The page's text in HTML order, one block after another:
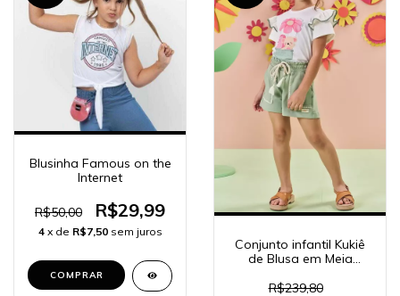
Blusinha Famous on the
Internet
R$50,00 R$29,99
4 x de R$7,50 sem juros
COMPRAR
Conjunto infantil Kukiê
de Blusa em Meia
Molevisco 84779 e
R$239,80